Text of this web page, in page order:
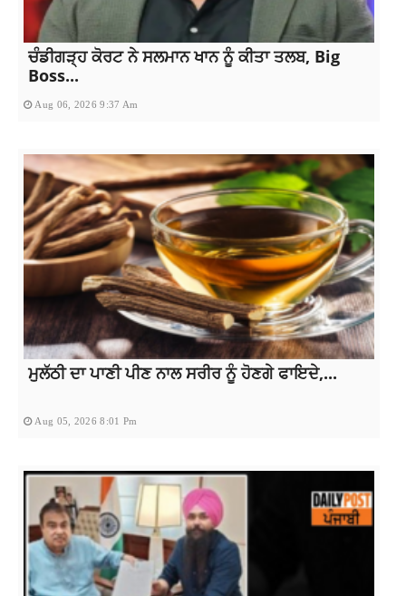
ਚੰਡੀਗੜ੍ਹ ਕੋਰਟ ਨੇ ਸਲਮਾਨ ਖਾਨ ਨੂੰ ਕੀਤਾ ਤਲਬ, Big
Boss...
Aug 06, 2026 9:37 Am
ਮੁਲੱਠੀ ਦਾ ਪਾਣੀ ਪੀਣ ਨਾਲ ਸਰੀਰ ਨੂੰ ਹੋਣਗੇ ਫਾਇਦੇ,...
Aug 05, 2026 8:01 Pm